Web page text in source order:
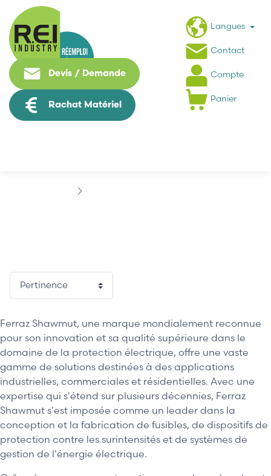
Devis / Demande
Rachat Matériel
Langues
Contact
Compte
Panier
Ferraz Shawmut, une marque mondialement reconnue
pour son innovation et sa qualité supérieure dans le
domaine de la protection électrique, offre une vaste
gamme de solutions destinées à des applications
industrielles, commerciales et résidentielles. Avec une
expertise qui s'étend sur plusieurs décennies, Ferraz
Shawmut s'est imposée comme un leader dans la
conception et la fabrication de fusibles, de dispositifs de
protection contre les surintensités et de systèmes de
gestion de l'énergie électrique.